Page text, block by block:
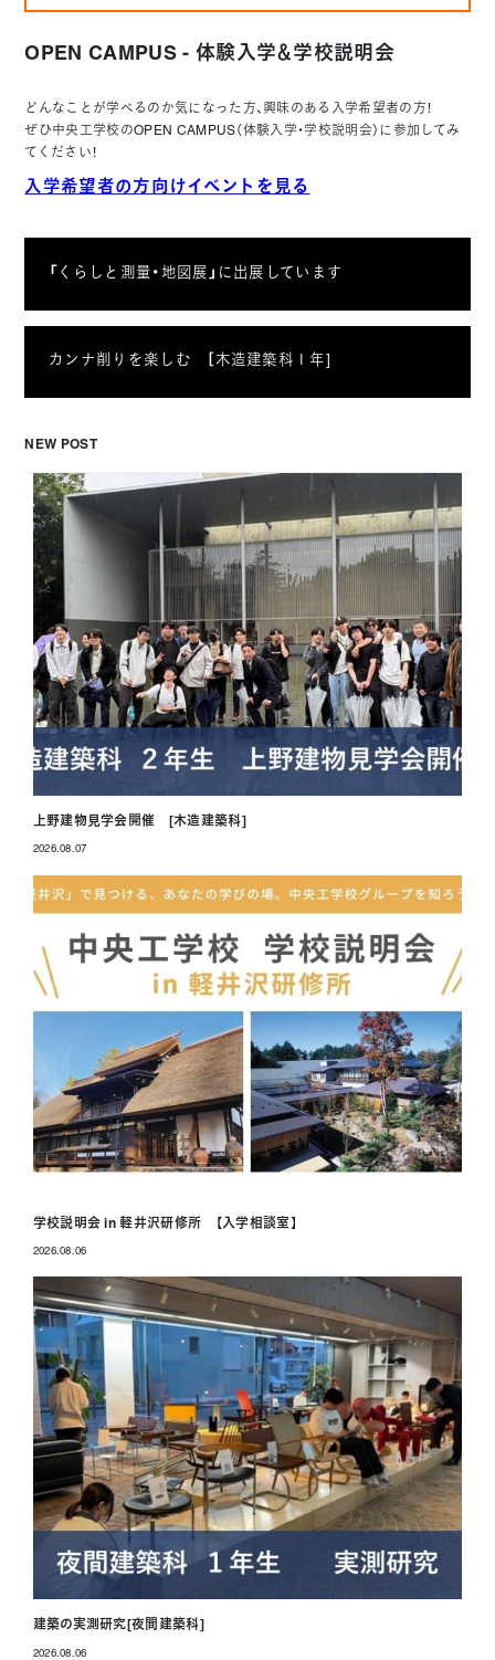
OPEN CAMPUS - 体験入学＆学校説明会
どんなことが学べるのか気になった方、興味のある入学希望者の方！
ぜひ中央工学校のOPEN CAMPUS（体験入学・学校説明会）に参加してみ
てください！
入学希望者の方向けイベントを見る
「くらしと測量・地図展」に出展しています
カンナ削りを楽しむ ［木造建築科１年]
NEW POST
上野建物見学会開催 [木造建築科]
2026.08.07
学校説明会 in 軽井沢研修所 【入学相談室】
2026.08.06
建築の実測研究[夜間建築科]
2026.08.06